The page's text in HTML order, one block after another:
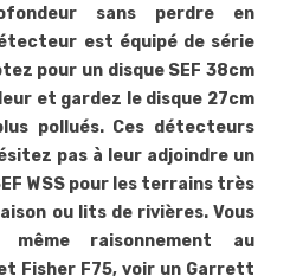
sans perdre en
est équipé de série
pour un disque SEF 38cm
et gardez le disque 27cm
pollués. Ces détecteurs
pas à leur adjoindre un
WSS pour les terrains très
ou lits de rivières. Vous
raisonnement au
Fisher F75, voir un Garrett